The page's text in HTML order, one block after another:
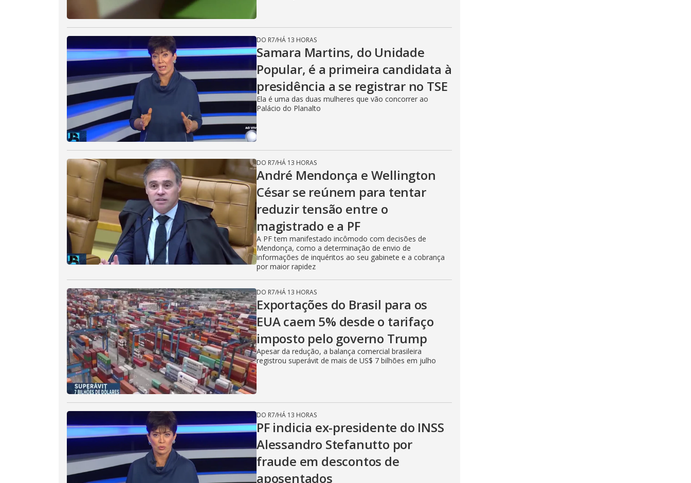
DO R7/HÁ 13 HORAS
Samara Martins, do Unidade
Popular, é a primeira candidata à
presidência a se registrar no TSE
Ela é uma das duas mulheres que vão concorrer ao
Palácio do Planalto
DO R7/HÁ 13 HORAS
André Mendonça e Wellington
César se reúnem para tentar
reduzir tensão entre o
magistrado e a PF
A PF tem manifestado incômodo com decisões de
Mendonça, como a determinação de envio de
informações de inquéritos ao seu gabinete e a cobrança
por maior rapidez
DO R7/HÁ 13 HORAS
Exportações do Brasil para os
EUA caem 5% desde o tarifaço
imposto pelo governo Trump
Apesar da redução, a balança comercial brasileira
registrou superávit de mais de US$ 7 bilhões em julho
DO R7/HÁ 13 HORAS
PF indicia ex-presidente do INSS
Alessandro Stefanutto por
fraude em descontos de
aposentados